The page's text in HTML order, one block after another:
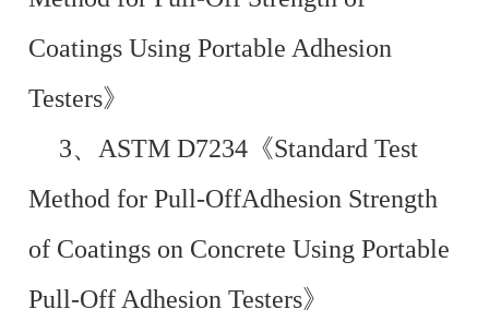
Coatings Using Portable Adhesion
Testers》
3、ASTM D7234《Standard Test
Method for Pull-OffAdhesion Strength
of Coatings on Concrete Using Portable
Pull-Off Adhesion Testers》